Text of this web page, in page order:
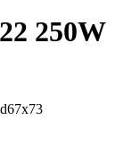
250W